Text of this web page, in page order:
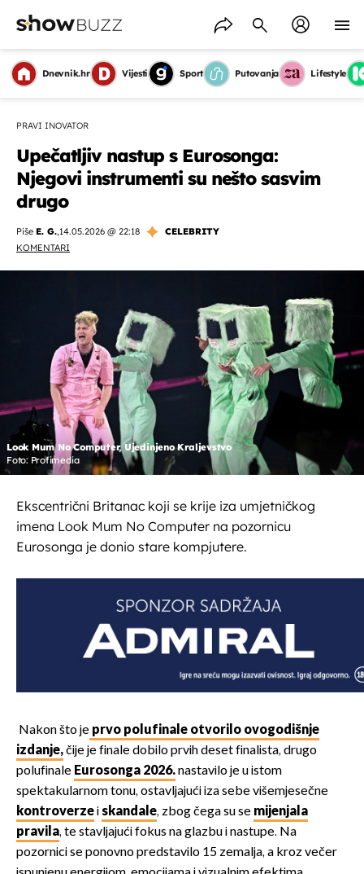
Dnevnik.hr Vijesti Sport Putovanja Lifestyle
PRAVI INOVATOR
Upečatljiv nastup s Eurosonga:
Njegovi instrumenti su nešto sasvim
drugo
Piše E. G.,14.05.2026 @ 22:18
CELEBRITY
KOMENTARI
Look Mum No Computer, Ujedinjeno Kraljevstvo
Foto: Profimedia
Ekscentrični Britanac koji se krije iza umjetničkog
imena Look Mum No Computer na pozornicu
Eurosonga je donio stare kompjutere.
Nakon što je prvo polufinale otvorilo ovogodišnje
izdanje,čije je finale dobilo prvih deset finalista, drugo
polufinale Eurosonga 2026.nastavilo je u istom
spektakularnom tonu, ostavljajući iza sebe višemjesečne
kontroverzeiskandale, zbog čega su se mijenjala
pravila, te stavljajući fokus na glazbu i nastupe. Na
pozornici se ponovno predstavilo 15 zemalja, a kroz večer
OMOGUĆI OBAVIJESTI